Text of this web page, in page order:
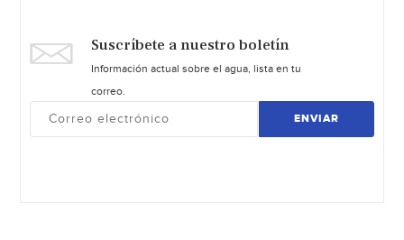
Suscríbete a nuestro boletín
Información actual sobre el agua, lista en tu
correo.
ENVIAR